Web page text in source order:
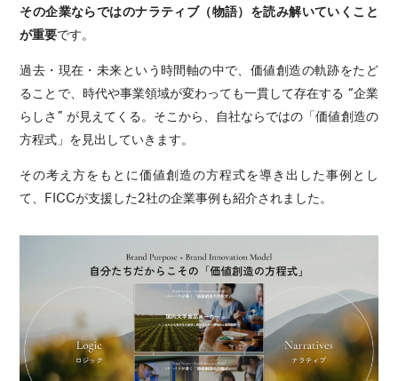
その企業ならではのナラティブ（物語）を読み解いていくこと
が重要です。
過去・現在・未来という時間軸の中で、価値創造の軌跡をたど
ることで、時代や事業領域が変わっても一貫して存在する “企業
らしさ” が見えてくる。そこから、自社ならではの「価値創造の
方程式」を見出していきます。
その考え方をもとに価値創造の方程式を導き出した事例とし
て、FICCが支援した2社の企業事例も紹介されました。